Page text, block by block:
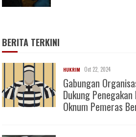
BERITA TERKINI
HUKRIM Oct 22, 2024
Gabungan
Dukung
Oknum Pemeras